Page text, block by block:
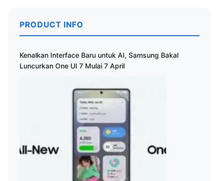
PRODUCT INFO
Kenalkan Interface Baru untuk AI, Samsung Bakal
Luncurkan One UI 7 Mulai 7 April